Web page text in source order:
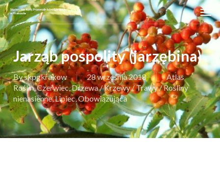
Skip
to
main
content
Jarząb pospolity (jarzębina)
Byskpgkrakow 28 września 2018
Atlas
Roślin,Czerwiec,Drzewa / Krzewy / Trawy / Rośliny
nienasienne,Lipiec,Obowiązująca